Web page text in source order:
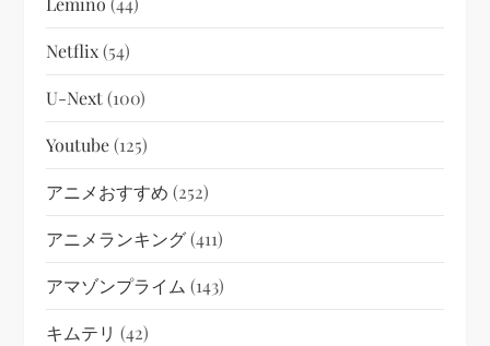
Netflix(54)
U-Next(100)
Youtube(125)
アニメおすすめ (252)
アニメランキング(411)
アマゾンプライム (143)
キムテリ (42)